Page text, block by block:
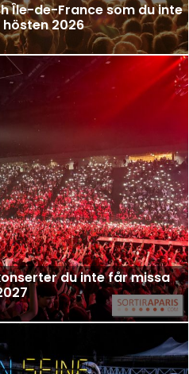
Île-de-France som du inte
2026
du inte får missa